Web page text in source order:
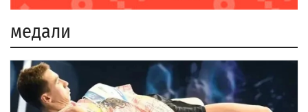
медали